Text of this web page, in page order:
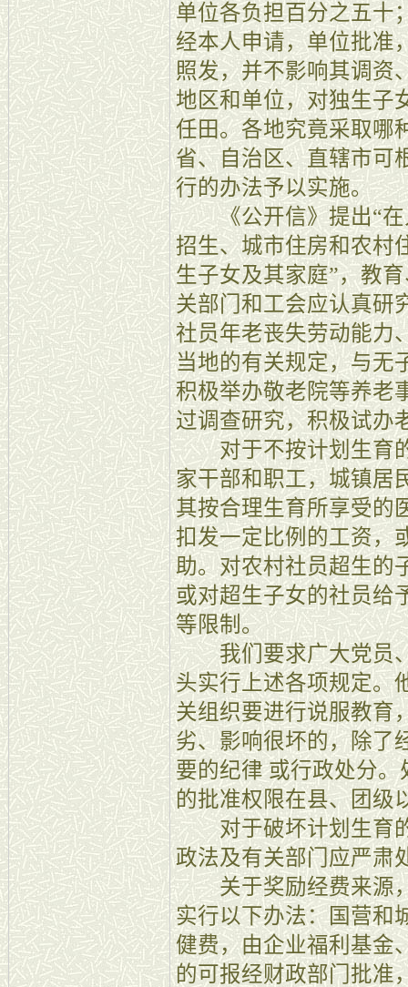
单位各负担百分之五十
经本人申请，单位批准
照发，并不影响其调资
地区和单位，对独生子
任田。各地究竟采取哪
省、自治区、直辖市可
行的办法予以实施。
《公开信》提出“在
招生、城市住房和农村
生子女及其家庭”，教
关部门和工会应认真研
社员年老丧失劳动能力
当地的有关规定，与无
积极举办敬老院等养老
过调查研究，积极试办
对于不按计划生育的
家干部和职工，城镇居
其按合理生育所享受的
扣发一定比例的工资，
助。对农村社员超生的
或对超生子女的社员给
等限制。
我们要求广大党员、
头实行上述各项规定。
关组织要进行说服教育
劣、影响很坏的，除了
要的纪律 或行政处分。
的批准权限在县、团级
对于破坏计划生育的
政法及有关部门应严肃
关于奖励经费来源，
实行以下办法：国营和
健费，由企业福利基金
的可报经财政部门批准